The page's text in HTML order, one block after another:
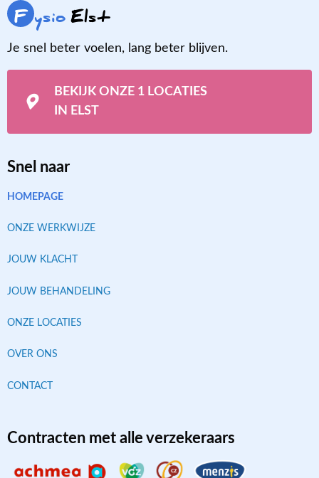
F ysioElst
Je snel beter voelen, lang beter blijven.
BEKIJK ONZE 1 LOCATIES
IN ELST
Snel naar
HOMEPAGE
ONZE WERKWIJZE
JOUW KLACHT
JOUW BEHANDELING
ONZE LOCATIES
OVER ONS
CONTACT
Contracten met alle verzekeraars